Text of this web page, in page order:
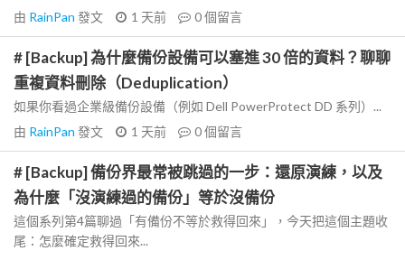
由 RainPan 發文 1 天前 0個留言
# [Backup] 為什麼備份設備可以塞進 30 倍的資料？聊聊
重複資料刪除（Deduplication）
如果你看過企業級備份設備（例如 Dell PowerProtect DD 系列）...
由 RainPan 發文 1 天前 0個留言
# [Backup] 備份界最常被跳過的一步：還原演練，以及
為什麼「沒演練過的備份」等於沒備份
這個系列第4篇聊過「有備份不等於救得回來」，今天把這個主題收
尾：怎麼確定救得回來...